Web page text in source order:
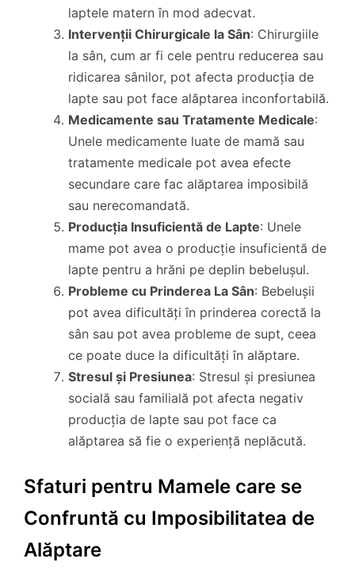
laptele matern în mod adecvat.
Intervenții Chirurgicale la Sân: Chirurgiile
la sân, cum ar fi cele pentru reducerea sau
ridicarea sânilor, pot afecta producția de
lapte sau pot face alăptarea inconfortabilă.
Medicamente sau Tratamente Medicale:
Unele medicamente luate de mamă sau
tratamente medicale pot avea efecte
secundare care fac alăptarea imposibilă
sau nerecomandată.
Producția Insuficientă de Lapte: Unele
mame pot avea o producție insuficientă de
lapte pentru a hrăni pe deplin bebelușul.
Probleme cu Prinderea La Sân: Bebelușii
pot avea dificultăți în prinderea corectă la
sân sau pot avea probleme de supt, ceea
ce poate duce la dificultăți în alăptare.
Stresul și Presiunea: Stresul și presiunea
socială sau familială pot afecta negativ
producția de lapte sau pot face ca
alăptarea să fie o experiență neplăcută.
Sfaturi pentru Mamele care se
Confruntă cu Imposibilitatea de
Alăptare